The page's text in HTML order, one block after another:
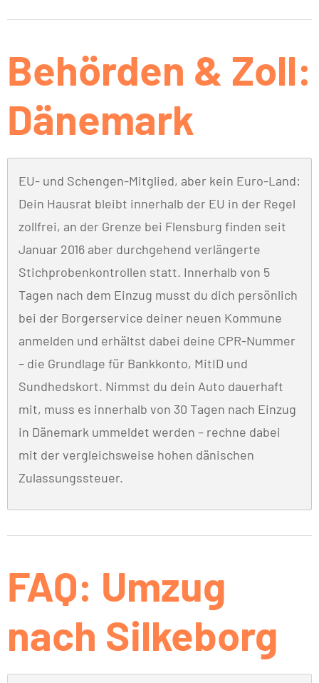
Behörden & Zoll:
Dänemark
EU- und Schengen-Mitglied, aber kein Euro-Land:
Dein Hausrat bleibt innerhalb der EU in der Regel
zollfrei, an der Grenze bei Flensburg finden seit
Januar 2016 aber durchgehend verlängerte
Stichprobenkontrollen statt. Innerhalb von 5
Tagen nach dem Einzug musst du dich persönlich
bei der Borgerservice deiner neuen Kommune
anmelden und erhältst dabei deine CPR-Nummer
– die Grundlage für Bankkonto, MitID und
Sundhedskort. Nimmst du dein Auto dauerhaft
mit, muss es innerhalb von 30 Tagen nach Einzug
in Dänemark ummeldet werden – rechne dabei
mit der vergleichsweise hohen dänischen
Zulassungssteuer.
FAQ: Umzug
nach Silkeborg